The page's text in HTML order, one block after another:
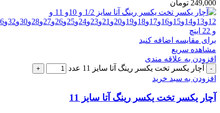
249,000 تومان
برای مقایسه اضافه کنید
مشاهده سریع
افزودن به علاقه مندی
آچار یکسر تخت یکسر رینگ آتا سایز 11 عدد
افزودن به سبد خرید
آچار یکسر تخت یکسر رینگ آتا سایز 11